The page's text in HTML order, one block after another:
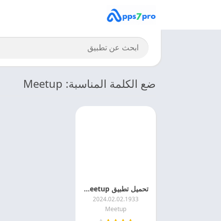
ضع الكلمة المناسبة: Meetup
تحميل تطبيق Meetup مهكر 2026 اخر اصدار مجانا
2024.02.02.1933
Meetup